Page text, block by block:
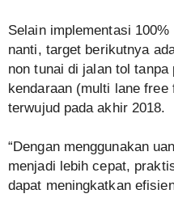
Selain implementasi
nanti, target berikutnya
non tunai di jalan tol tanpa
kendaraan (multi lane free
terwujud pada akhir 2018.
“Dengan menggunakan
menjadi lebih cepat,
dapat meningkatkan